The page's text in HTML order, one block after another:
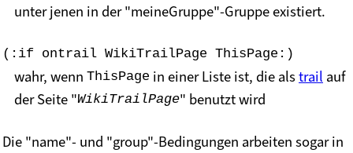
unter jenen in der "meineGruppe"-Gruppe existiert.
(:if ontrail WikiTrailPage ThisPage:)
wahr, wenn ThisPage in einer Liste ist, die alstrail auf
der Seite "WikiTrailPage" benutzt wird
Die "name"- und "group"-Bedingungen arbeiten sogar in